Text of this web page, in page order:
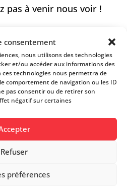
consentement
nous utilisons des technologies
et/ou accéder aux informations des
ces technologies nous permettra de
comportement de navigation ou les ID
pas consentir ou de retirer son
négatif sur certaines
Refuser
préférences
pas à venir nous voir !